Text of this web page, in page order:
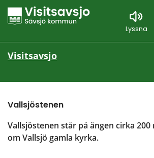
Lyssna
Visitsavsjo
Vallsjöstenen
Vallsjöstenen står på ängen cirka
om Vallsjö gamla kyrka.